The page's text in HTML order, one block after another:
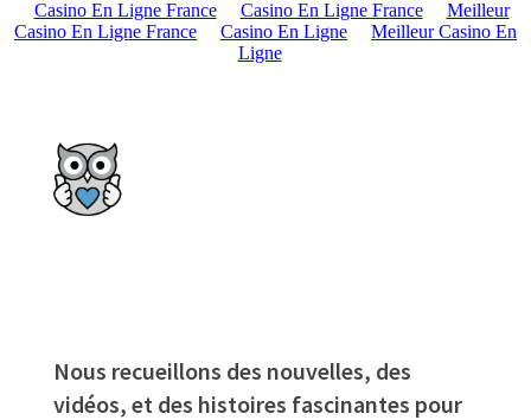
Casino En Ligne France Casino En Ligne France
Meilleur
Casino En Ligne France
Casino En Ligne
Meilleur Casino En
Ligne
Nous recueillons des nouvelles, des
vidéos, et des histoires fascinantes pour